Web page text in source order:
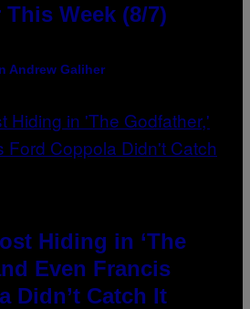
This Week (8/7)
Andrew Galiher
Hiding in ‘The
Even Francis
Didn’t Catch It